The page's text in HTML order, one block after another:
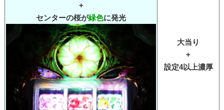
+
センターの桜が緑色に発光
大当り
+
設定4以上濃厚